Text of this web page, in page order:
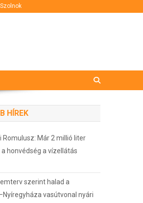
Szolnok
HÍREK
Romulusz: Már 2 millió liter
honvédség a vízellátás
szerint halad a
vasútvonal nyári